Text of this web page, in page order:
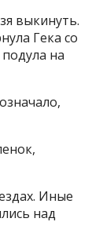
выкинуть.
Гека со
на
Иные
над